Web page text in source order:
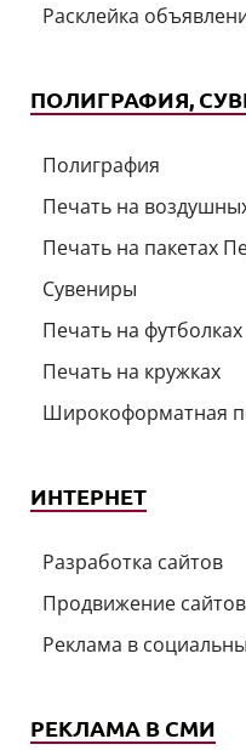
Расклейка
ПОЛИГРАФИЯ,
Полиграфия
Печать на
Печать на пакетах
Сувениры
Печать на футболках
Печать на кружках
Широкоформатная
ИНТЕРНЕТ
Разработка сайтов
Продвижение сайтов
Реклама в
РЕКЛАМА В СМИ